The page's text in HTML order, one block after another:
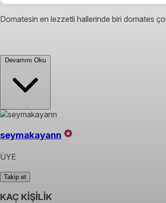
Domatesin en lezzetli hallerinde biri domates
Devamını Oku
seymakayann
ÜYE
Takip et
KAÇ KİŞİLİK